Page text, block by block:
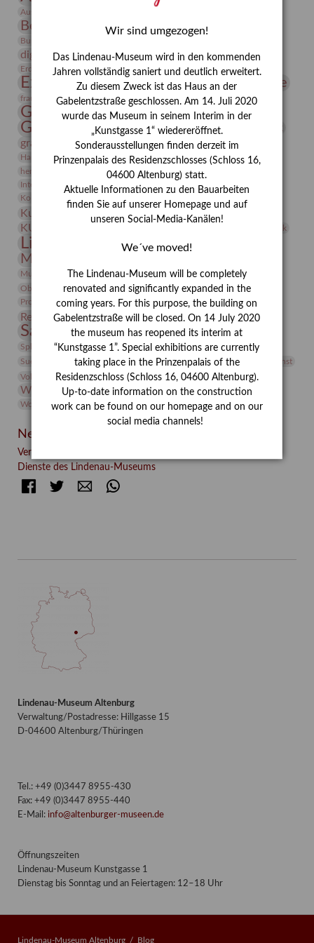
Ausstellung „Vier Winde“
Bernhard August von Lindenau
Burg Posterstein
digitallabor Entartete Kunst
Enteignung
Erdmann Julius Dietrich
Erlebnisportal estrusker Exlibris
Expressionismus Festrede Florenz Fotografie
frauen Frauen in der Antike und heute
Gerhard-Altenbourg-Preis
Gerhard Altenbourg
Gerhard Kurt Müller
grafische sammlung griechische Mythologie
Hanns-Conon von der Gabelentz Heinrich Kirchhoff Heldinnen
herman de vries Humboldt
Insekten
Integriertes Schädlingsmanagement
Jahresempfang
Kolosseum
Kunst
Kunstmuseum Kunstvermittlung Kunst von Kühl
KUNSTWAND Künstler Lehmbruck
Lindenau-Museum Marstall
Museumsgeschichte
Museumspädagogik Mäzen Napoleon Natur
Neue Remise
Objekt im Fokus
Paul Klee Peter Schnürpel Phelloplastik
Pohlhof
Provenienz
Provenienzforschung
Restaurierung Restitution Rudi Lesser Ruth Wolf-Rehfeld
Sammlung Samstagszeichner Skulptur
Sonderausstellung
Sphinx
studio Studio Bildende Kunst
studioDIGITAL
Suermondt-Ludwig-Museum
Vermittlung Video
Videokunst
Volontariat
Walter Rheiner Weihnachten Werefkin
Werkbetrachtung Winter Wissenschaft
Wolf and Dog
Wolf und Hund
Zirkuswoche
Neueste Beiträge
Verschenkt, verkauft, vergessen? – Kunstdetektivinnen im
Dienste des Lindenau-Museums
FacebookTwitter E-mail
Lindenau-Museum Altenburg
Verwaltung/Postadresse: Hillgasse 15
D-04600 Altenburg/Thüringen
Tel.: +49 (0)3447 8955-430
Fax: +49 (0)3447 8955-440
E-Mail: info@altenburger-museen.de
Öffnungszeiten
Lindenau-Museum Kunstgasse 1
Dienstag bis Sonntag und an Feiertagen: 12–18 Uhr
Lindenau-Museum Altenburg Blog
Wir sind umgezogen!
Das Lindenau-Museum wird in den kommenden
Jahren vollständig saniert und deutlich erweitert.
Zu diesem Zweck ist das Haus an der
Gabelentzstraße geschlossen. Am 14. Juli 2020
wurde das Museum in seinem Interim in der
„Kunstgasse 1“ wiedereröffnet.
Sonderausstellungen finden derzeit im
Prinzenpalais des Residenzschlosses (Schloss 16,
04600 Altenburg) statt.
Aktuelle Informationen zu den Bauarbeiten
finden Sie auf unserer Homepage und auf
unseren Social-Media-Kanälen!
We´ve moved!
The Lindenau-Museum will be completely
renovated and significantly expanded in the
coming years. For this purpose, the building on
Gabelentzstraße will be closed. On 14 July 2020
the museum has reopened its interim at
“Kunstgasse 1”. Special exhibitions are currently
taking place in the Prinzenpalais of the
Residenzschloss (Schloss 16, 04600 Altenburg).
Up-to-date information on the construction
work can be found on our homepage and on our
social media channels!